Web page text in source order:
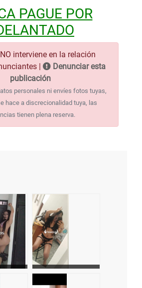
PAGUE POR
interviene en la relación
|
Denunciar esta
publicación
personales ni envíes fotos tuyas,
hace a discrecionalidad tuya, las
tienen plena reserva.